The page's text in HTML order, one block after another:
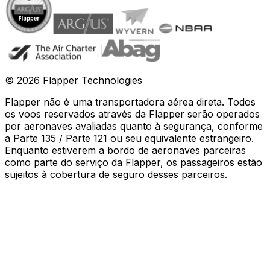
© 2026 Flapper Technologies
Flapper não é uma transportadora aérea direta. Todos
os voos reservados através da Flapper serão operados
por aeronaves avaliadas quanto à segurança, conforme
a Parte 135 / Parte 121 ou seu equivalente estrangeiro.
Enquanto estiverem a bordo de aeronaves parceiras
como parte do serviço da Flapper, os passageiros estão
sujeitos à cobertura de seguro desses parceiros.